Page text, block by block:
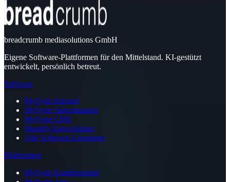
breadcrumb mediasolutions GmbH
Eigene Software-Plattformen für den Mittelstand. KI-gestützt
entwickelt, persönlich betreut.
Software
MySyde Intranet
MySyde Salesmanager
MySyde CMS
Shopify-Entwicklung
Alle Software-Lösungen
Plattformen
MySyde Kundenportal